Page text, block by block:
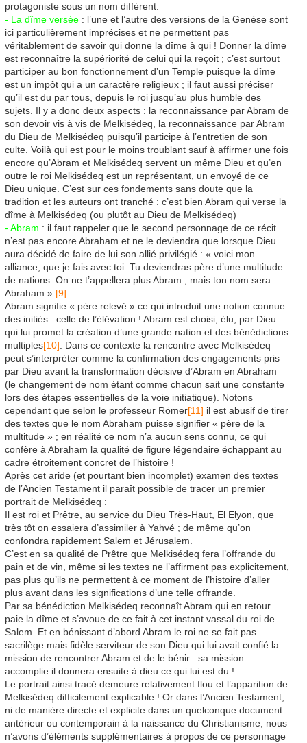
protagoniste sous un nom différent.
- La dîme versée : l’une et l’autre des versions de la Genèse sont
ici particulièrement imprécises et ne permettent pas
véritablement de savoir qui donne la dîme à qui ! Donner la dîme
est reconnaître la supériorité de celui qui la reçoit ; c’est surtout
participer au bon fonctionnement d’un Temple puisque la dîme
est un impôt qui a un caractère religieux ; il faut aussi préciser
qu’il est du par tous, depuis le roi jusqu’au plus humble des
sujets. Il y a donc deux aspects : la reconnaissance par Abram de
son devoir vis à vis de Melkisédeq, la reconnaissance par Abram
du Dieu de Melkisédeq puisqu’il participe à l’entretien de son
culte. Voilà qui est pour le moins troublant sauf à affirmer une fois
encore qu’Abram et Melkisédeq servent un même Dieu et qu’en
outre le roi Melkisédeq est un représentant, un envoyé de ce
Dieu unique. C’est sur ces fondements sans doute que la
tradition et les auteurs ont tranché : c’est bien Abram qui verse la
dîme à Melkisédeq (ou plutôt au Dieu de Melkisédeq)
- Abram : il faut rappeler que le second personnage de ce récit
n’est pas encore Abraham et ne le deviendra que lorsque Dieu
aura décidé de faire de lui son allié privilégié : « voici mon
alliance, que je fais avec toi. Tu deviendras père d’une multitude
de nations. On ne t’appellera plus Abram ; mais ton nom sera
Abraham ».[9]
Abram signifie « père relevé » ce qui introduit une notion connue
des initiés : celle de l’élévation ! Abram est choisi, élu, par Dieu
qui lui promet la création d’une grande nation et des bénédictions
multiples[10]. Dans ce contexte la rencontre avec Melkisédeq
peut s’interpréter comme la confirmation des engagements pris
par Dieu avant la transformation décisive d’Abram en Abraham
(le changement de nom étant comme chacun sait une constante
lors des étapes essentielles de la voie initiatique). Notons
cependant que selon le professeur Römer[11] il est abusif de tirer
des textes que le nom Abraham puisse signifier « père de la
multitude » ; en réalité ce nom n’a aucun sens connu, ce qui
confère à Abraham la qualité de figure légendaire échappant au
cadre étroitement concret de l’histoire !
Après cet aride (et pourtant bien incomplet) examen des textes
de l’Ancien Testament il paraît possible de tracer un premier
portrait de Melkisédeq :
Il est roi et Prêtre, au service du Dieu Très-Haut, El Elyon, que
très tôt on essaiera d’assimiler à Yahvé ; de même qu’on
confondra rapidement Salem et Jérusalem.
C’est en sa qualité de Prêtre que Melkisédeq fera l’offrande du
pain et de vin, même si les textes ne l’affirment pas explicitement,
pas plus qu’ils ne permettent à ce moment de l’histoire d’aller
plus avant dans les significations d’une telle offrande.
Par sa bénédiction Melkisédeq reconnaît Abram qui en retour
paie la dîme et s’avoue de ce fait à cet instant vassal du roi de
Salem. Et en bénissant d’abord Abram le roi ne se fait pas
sacrilège mais fidèle serviteur de son Dieu qui lui avait confié la
mission de rencontrer Abram et de le bénir : sa mission
accomplie il donnera ensuite à dieu ce qui lui est du !
Le portrait ainsi tracé demeure relativement flou et l’apparition de
Melkisédeq difficilement explicable ! Or dans l’Ancien Testament,
ni de manière directe et explicite dans un quelconque document
antérieur ou contemporain à la naissance du Christianisme, nous
n’avons d’éléments supplémentaires à propos de ce personnage